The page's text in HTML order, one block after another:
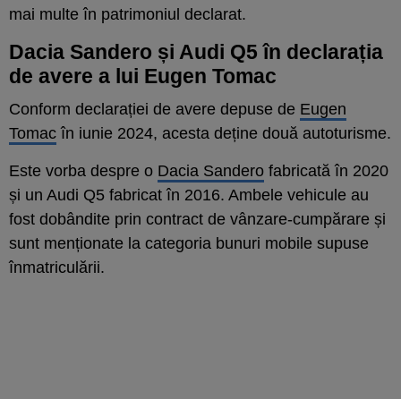
mai multe în patrimoniul declarat.
Dacia Sandero și Audi Q5 în declarația
de avere a lui Eugen Tomac
Conform declarației de avere depuse de Eugen
Tomac în iunie 2024, acesta deține două autoturisme.
Este vorba despre o Dacia Sandero fabricată în 2020
și un Audi Q5 fabricat în 2016. Ambele vehicule au
fost dobândite prin contract de vânzare-cumpărare și
sunt menționate la categoria bunuri mobile supuse
înmatriculării.